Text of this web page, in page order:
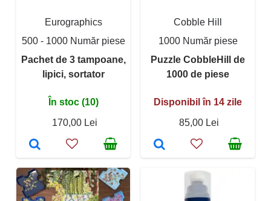
Eurographics
500 - 1000 Număr piese
Pachet de 3 tampoane,
lipici, sortator
În stoc (10)
170,00 Lei
Cobble Hill
1000 Număr piese
Puzzle CobbleHill de
1000 de piese
Disponibil în 14 zile
85,00 Lei